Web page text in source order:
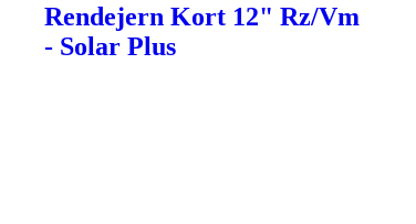
Rendejern Kort 12" Rz/Vm
- Solar Plus